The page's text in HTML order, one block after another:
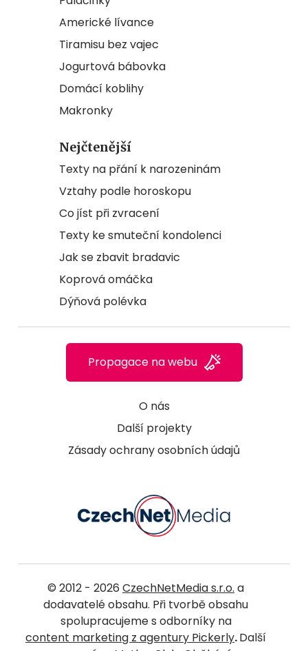
Americké lívance
Tiramisu bez vajec
Jogurtová bábovka
Domácí koblihy
Makronky
Nejčtenější
Texty na přání k narozeninám
Vztahy podle horoskopu
Co jíst při zvracení
Texty ke smuteční kondolenci
Jak se zbavit bradavic
Koprová omáčka
Dýňová polévka
O nás
Další projekty
Zásady ochrany osobních údajů
Propagace na webu
© 2012 - 2026 CzechNetMedia s.r.o. a
dodavatelé obsahu. Při tvorbě obsahu
spolupracujeme s odborníky na
content marketing z agentury Pickerly.Další